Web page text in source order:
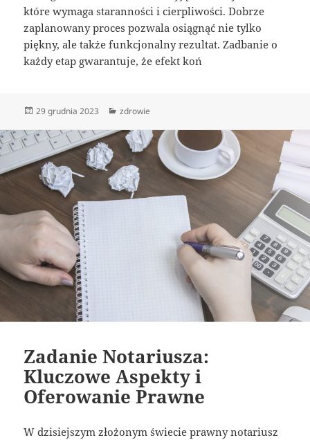
które wymaga staranności i cierpliwości. Dobrze
zaplanowany proces pozwala osiągnąć nie tylko
piękny, ale także funkcjonalny rezultat. Zadbanie o
każdy etap gwarantuje, że efekt koń
Data
29 grudnia 2023 Kategorie
zdrowie
Zadanie Notariusza:
Kluczowe Aspekty i
Oferowanie Prawne
W dzisiejszym złożonym świecie prawny notariusz